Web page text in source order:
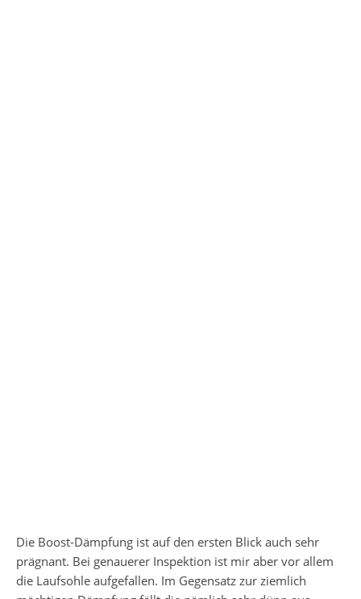
Die Boost-Dämpfung ist auf den ersten Blick auch sehr
prägnant. Bei genauerer Inspektion ist mir aber vor allem
die Laufsohle aufgefallen. Im Gegensatz zur ziemlich